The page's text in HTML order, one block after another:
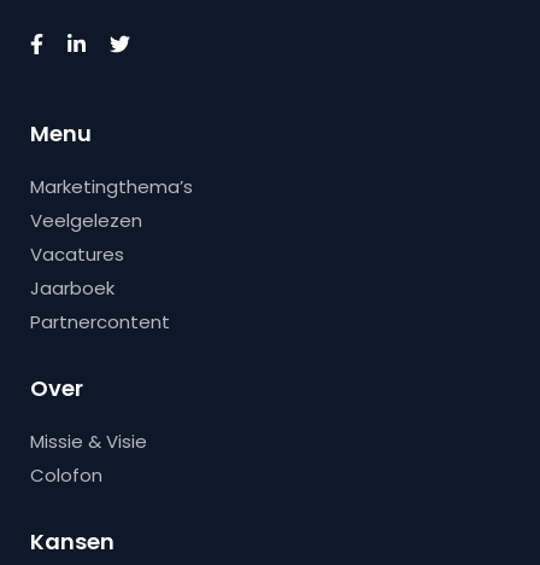
Menu
Marketingthema’s
Veelgelezen
Vacatures
Jaarboek
Partnercontent
Over
Missie & Visie
Colofon
Kansen